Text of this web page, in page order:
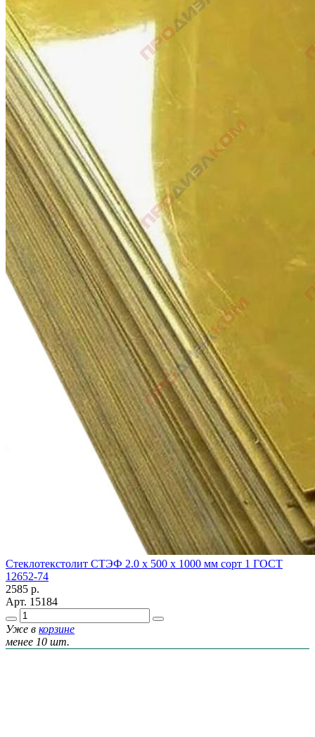
Стеклотекстолит СТЭФ 2.0 х 500 х 1000 мм сорт 1 ГОСТ
12652-74
2585 р.
Арт. 15184
Уже в корзине
менее 10 шт.